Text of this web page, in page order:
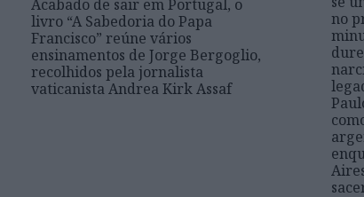
Acabado de sair em Portugal, o
livro “A Sabedoria do Papa
Francisco” reúne vários
ensinamentos de Jorge Bergoglio,
recolhidos pela jornalista
vaticanista Andrea Kirk Assaf
no